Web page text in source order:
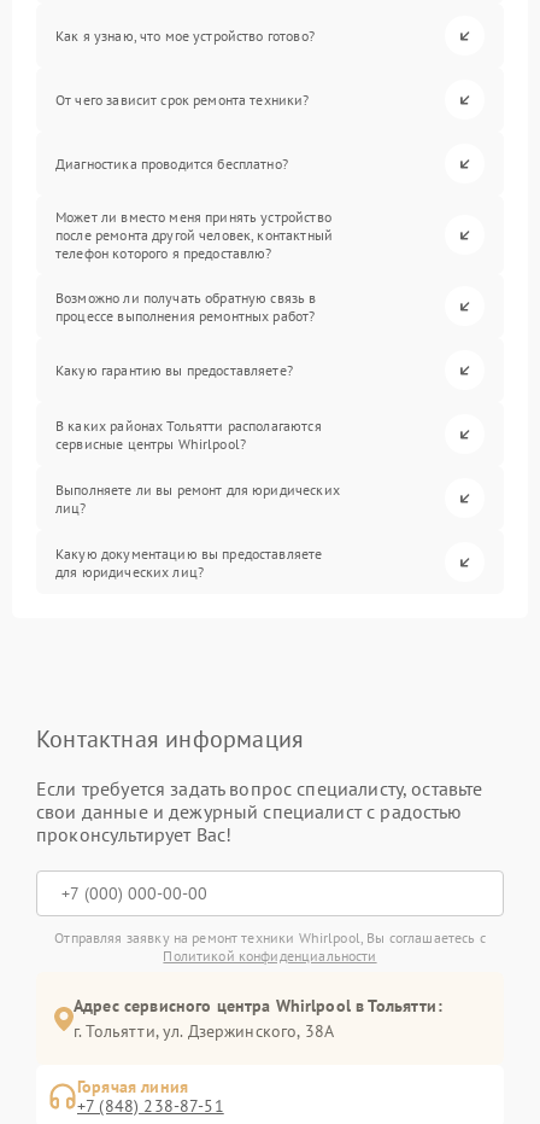
Как я узнаю, что мое устройство готово?
От чего зависит срок ремонта техники?
Диагностика проводится бесплатно?
Может ли вместо меня принять устройство
после ремонта другой человек, контактный
телефон которого я предоставлю?
Возможно ли получать обратную связь в
процессе выполнения ремонтных работ?
Какую гарантию вы предоставляете?
В каких районах Тольятти располагаются
сервисные центры Whirlpool?
Выполняете ли вы ремонт для юридических
лиц?
Какую документацию вы предоставляете
для юридических лиц?
Контактная информация
Если требуется задать вопрос специалисту, оставьте
свои данные и дежурный специалист с радостью
проконсультирует Вас!
Отправляя заявку на ремонт техники Whirlpool, Вы соглашаетесь с
Политикой конфиденциальности
Адрес сервисного центра Whirlpool в Тольятти:
г. Тольятти, ул. Дзержинского, 38А
Горячая линия
+7 (848) 238-87-51